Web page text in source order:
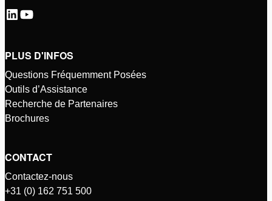
PLUS D'INFOS
Questions Fréquemment Posées
Outils d’Assistance
Recherche de Partenaires
Brochures
CONTACT
Contactez-nous
+31 (0) 162 751 500